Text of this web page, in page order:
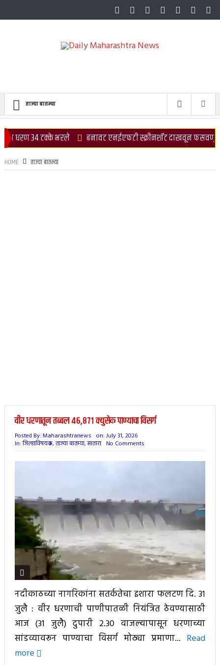
ताज्या बातम्या
भरले बनावट एनईएफटी स्क्रीनशॉट दाखवून फसवणूक करणारा अटकेत
HOME ताज्या बातम्या
वीर धरणातून तब्बल ४६,८७१ क्युसेक पाण्याचा विसर्ग
Posted By: Maharashtranews on: July 31, 2026
In:जिल्हाविषयक, ताज्या बातम्या,सातारा No Comments
नदीकाठच्या नागरिकांना सतर्कतेचा इशारा फलटण दि. 31
जुलै : वीर धरणाची पाणीपातळी नियंत्रित ठेवण्यासाठी
आज (31 जुलै) दुपारी 2.30 वाजल्यापासून धरणाच्या
सांडव्यावरून पाण्याचा विसर्ग मोठ्या प्रमाणा... Read
more